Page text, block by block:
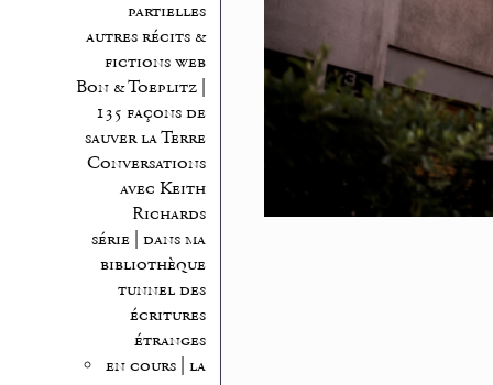
partielles
autres récits &
fictions web
Bon & Toeplitz |
135 façons de
sauver la Terre
Conversations
avec Keith
Richards
série | dans ma
bibliothèque
tunnel des
écritures
étranges
en cours | la